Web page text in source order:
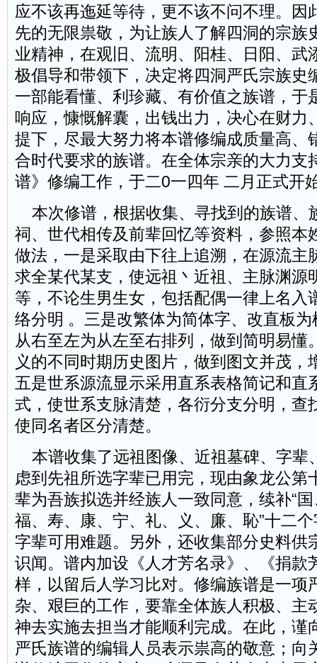
应不该再迤延等待，更不该不问不理。因
先的无限祟敬，为让族人了解四洞的宗族
业精神，在观旧、流明、阳桂、日阳、武
极倡导和带领下，决定将四洞严氏宗族史
一部能看懂、利珍藏、有价值之族谱，于
响应，慷慨解囊，出钱出力，决心在财力
提下，尽最大努力将本谱修编成质量高、
合时代要求的族谱。 在全体宗亲的大力支
谱》修编工作，于二0一四年 二月正式开
本次修谱，根据收集、寻找到的族谱、
祠、世代相传及前辈回忆等资料，参照本
做法，一是采取由下往上追溯，在源流主
求全某代某支，使远祖丶近祖、主脉渊源
等，不论生男生女，包括配偶一律上名入
络分明 。三是改繁体为简体字、改直板
从右至左为从左至右排列，做到简明易懂
义的不同时期历史图片，做到图文并茂，
五是世系源流显示采用直系表格简记和直
式，使世系支脉清楚，各衍分支分明，查
使同名者区分清楚。
本谱收集了远祖图像、近祖墓碑、字辈
虑到先祖所选字辈已用完，现由象龙公第
辈为吾族拟选并经族人一致同意，续补“
福、寿、康、宁、礼、义、廉、恥”十二
字辈可用难题。另外，还收集部分史料供
识闻。谱内加设《人才芳名录》、《捐款
样，以留后人学习比对。修编族谱是一项
杂、艰巨的工作，要靠全体族人积极、主
神去实施去担当才能顺利完成。在此，谨
严氏族谱的编辑人员表示祟高的敬意；向